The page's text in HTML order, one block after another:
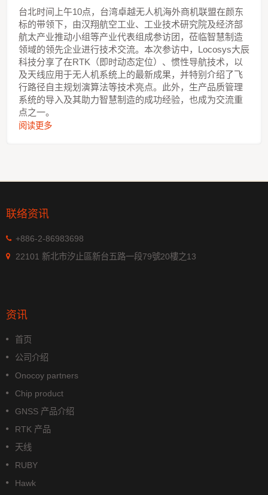
台北时间上午10点，台湾卓越无人机海外商机联盟在颜东
标的带领下，由汉翔航空工业、工业技术研究院及经济部
航太产业推动小组等产业代表组成参访团，莅临智慧制造
领域的领先企业进行技术交流。本次参访中，Locosys大辰
科技分享了在RTK（即时动态定位）、惯性导航技术，以
及天线应用于无人机系统上的最新成果，并特别介绍了飞
行路径自主规划演算法等技术亮点。此外，生产品质管理
系统的导入及其助力智慧制造的成功经验，也成为交流重
点之一。
阅读更多
联络资讯
+886-2-86983698
22101 新北市汐止區新台五路一段79號20樓之13
资讯
首页
公司介绍
Onocoy partners
Chip product
GNSS 产品介绍
RTK 产品
天线
RUBY
Hawk